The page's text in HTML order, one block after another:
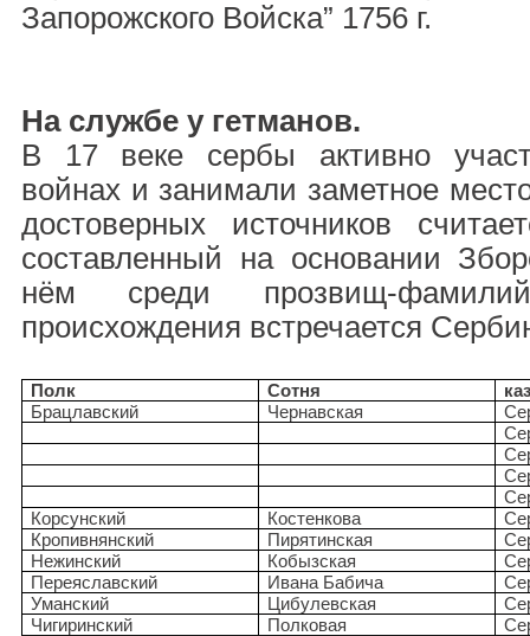
Запорожского Войска” 1756 г.
На службе у гетманов.
В 17 веке сербы активно
войнах и занимали заметное
достоверных источников
составленный на основании
нём среди прозвищ-фамилий
происхождения встречается
Полк Сотня
Брацлавский
Чернавская
Корсунский
Костенкова
Кропивнянский
Пирятинская
Нежинский
Кобызская
Переяславский
Ивана Бабича
Уманский
Цибулевская
Чигиринский
Полковая